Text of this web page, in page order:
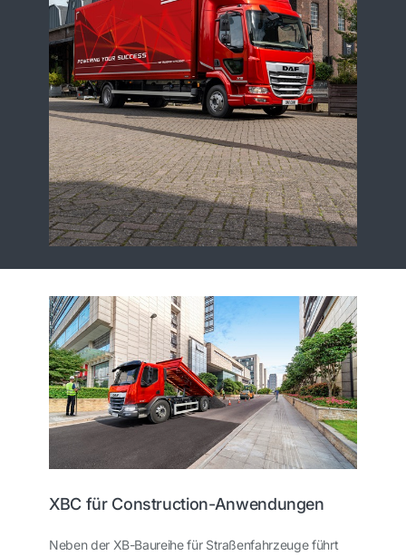
XBC für Construction-Anwendungen
Neben der XB-Baureihe für Straßenfahrzeuge führt